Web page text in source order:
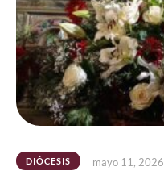
DIÓCESIS mayo 11, 2026